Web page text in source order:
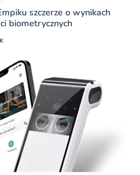
szczerze o wynikach
biometrycznych